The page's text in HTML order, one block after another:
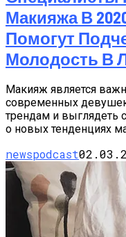
Макияжа В
Помогут
Молодость В
Макияж является
современных
трендам и выглядеть
о новых тенденциях
newspodcast